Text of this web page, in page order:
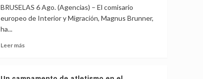
sobre
una
en
BRUSELAS 6 Ago. (Agencias) – El comisario
europeo de Interior y Migración, Magnus Brunner,
ha...
Leer másLeer